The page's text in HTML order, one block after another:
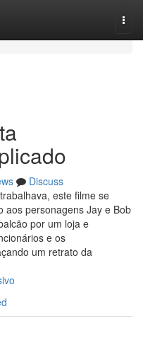
Discuss
este filme se
aos personagens Jay e Bob
por um loja e
e os
um retrato da